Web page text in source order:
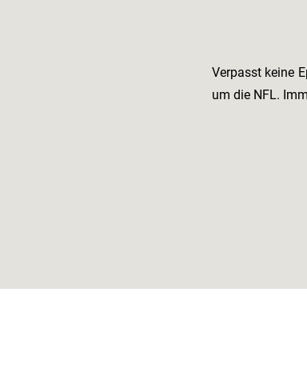
Verpasst keine
um die NFL.